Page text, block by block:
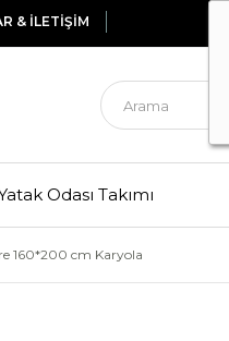
& İLETİŞİM
Odası Takımı
160*200 cm Karyola